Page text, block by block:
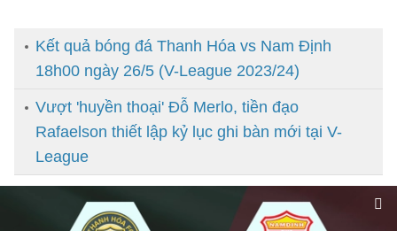
Kết quả bóng đá Thanh Hóa vs Nam Định
18h00 ngày 26/5 (V-League 2023/24)
Vượt 'huyền thoại' Đỗ Merlo, tiền đạo
Rafaelson thiết lập kỷ lục ghi bàn mới tại V-
League